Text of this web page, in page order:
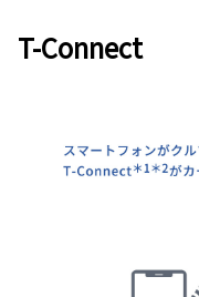
T-Connect